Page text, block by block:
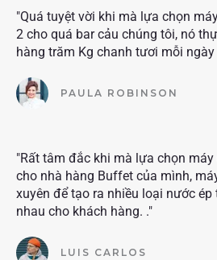
"Quá tuyệt vời khi mà lựa chọn
2 cho quá bar cảu chúng tôi, nó
hàng trăm Kg chanh tươi mỗi
PAULA ROBINSON
"Rất tâm đắc khi mà lựa chọn
cho nhà hàng Buffet của mình,
xuyên để tạo ra nhiều loại nước
nhau cho khách hàng. ."
LUIS CARLOS